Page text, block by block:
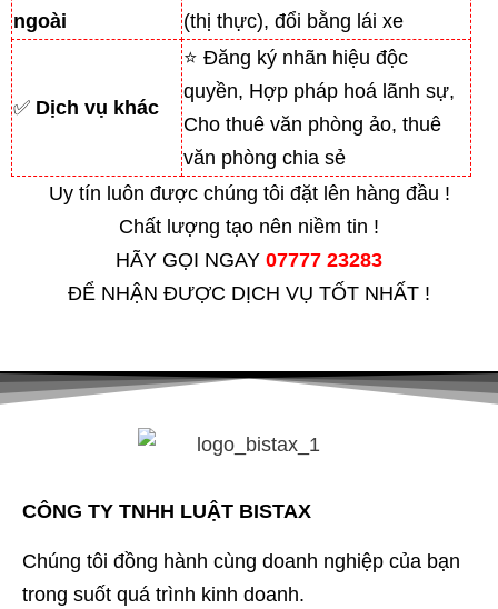
ngoài
(thị thực), đổi bằng lái xe
✅ Dịch vụ khác
⭐ Đăng ký nhãn hiệu độc
quyền, Hợp pháp hoá lãnh sự,
Cho thuê văn phòng ảo, thuê
văn phòng chia sẻ
Uy tín luôn được chúng tôi đặt lên hàng đầu !
Chất lượng tạo nên niềm tin !
HÃY GỌI NGAY 07777 23283
ĐỂ NHẬN ĐƯỢC DỊCH VỤ TỐT NHẤT !
CÔNG TY TNHH LUẬT BISTAX
Chúng tôi đồng hành cùng doanh nghiệp của bạn
trong suốt quá trình kinh doanh.